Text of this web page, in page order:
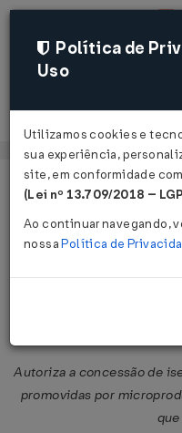
Página Inicial
Convênio
Autoriza a concessão de
promovidas por
Política de
Uso
Utilizamos cookies e
sua experiência,
site, em conformidade
(Lei nº 13.709/2018 –
Ao continuar navegando,
nossaPolítica de